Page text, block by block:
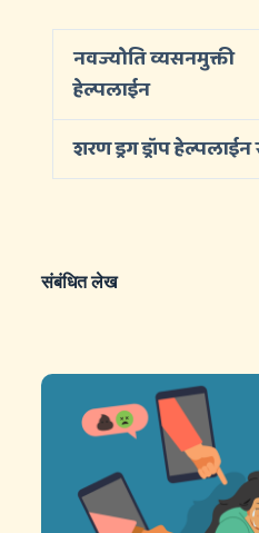
नवज्योति व्यसनमुक्ती
हेल्पलाईन
शरण ड्रग ड्रॉप
संबंधित लेख